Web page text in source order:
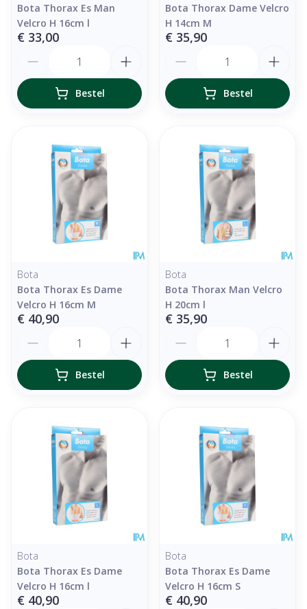
Bota Thorax Es Man
Velcro H 16cm l
€ 33,00
Bestel
Bota Thorax Dame Velcro
H 14cm M
€ 35,90
Bestel
Bota
Bota Thorax Es Dame
Velcro H 16cm M
€ 40,90
Bestel
Bota
Bota Thorax Man Velcro
H 20cm l
€ 35,90
Bestel
Bota
Bota Thorax Es Dame
Velcro H 16cm l
€ 40,90
Bota
Bota Thorax Es Dame
Velcro H 16cm S
€ 40,90